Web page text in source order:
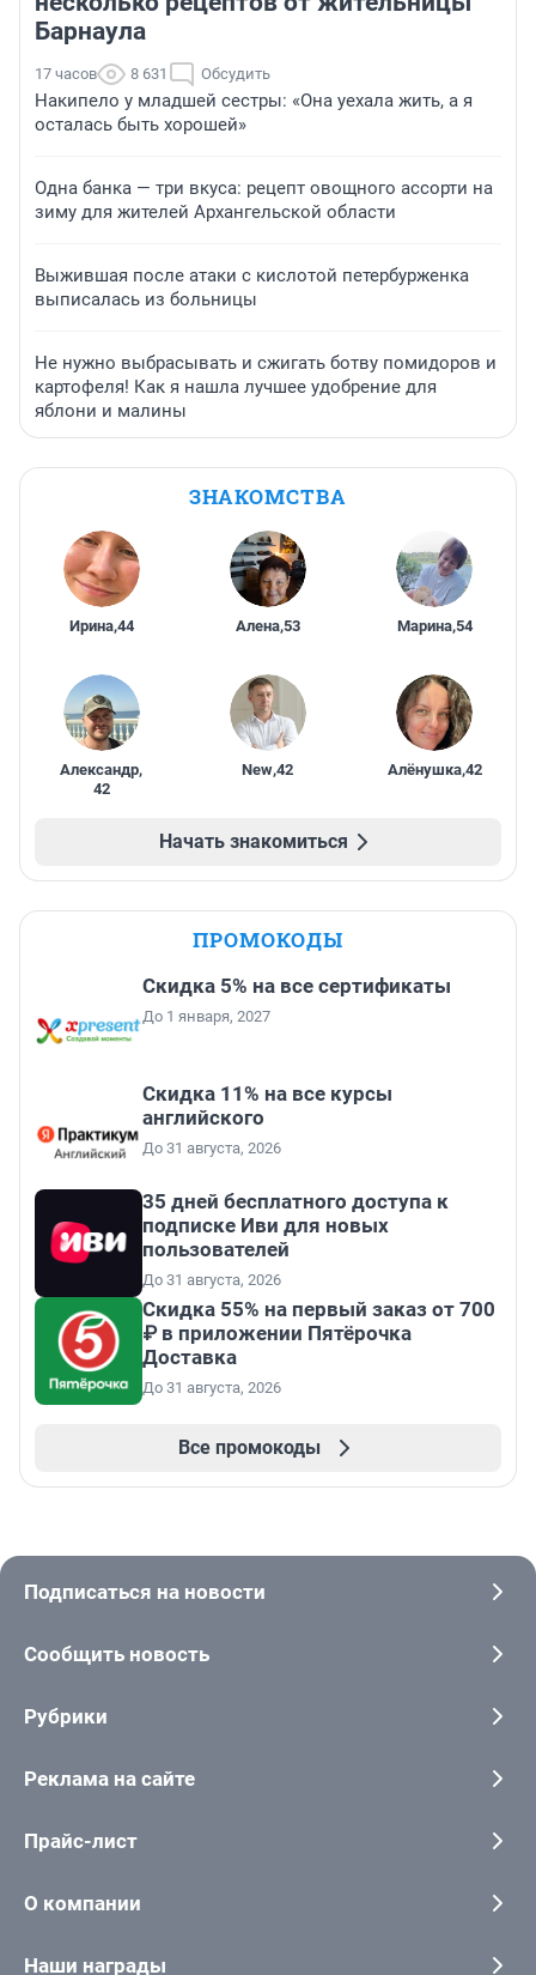
Барнаула
17 часов 8 631 Обсудить
Накипело у младшей сестры: «Она уехала жить, а я
осталась быть хорошей»
Одна банка — три вкуса: рецепт овощного ассорти на
зиму для жителей Архангельской области
Выжившая после атаки с кислотой петербурженка
выписалась из больницы
Не нужно выбрасывать и сжигать ботву помидоров и
картофеля! Как я нашла лучшее удобрение для
яблони и малины
ЗНАКОМСТВА
Ирина,44 Алена,53 Марина,54
Александр,
42
New,42 Алёнушка,42
Начать знакомиться
ПРОМОКОДЫ
Скидка 5% на все сертификаты
До 1 января, 2027
Скидка 11% на все курсы
английского
До 31 августа, 2026
35 дней бесплатного доступа к
подписке Иви для новых
пользователей
До 31 августа, 2026
Скидка 55% на первый заказ от 700
₽ в приложении Пятёрочка
Доставка
До 31 августа, 2026
Все промокоды
Подписаться на новости
Сообщить новость
Рубрики
Реклама на сайте
Прайс-лист
О компании
Наши награды